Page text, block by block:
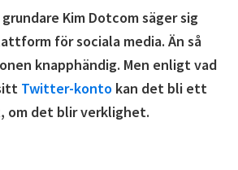
Kim Dotcom säger sig
för sociala media. Än så
knapphändig. Men enligt vad
Twitter-konto kan det bli ett
om det blir verklighet.